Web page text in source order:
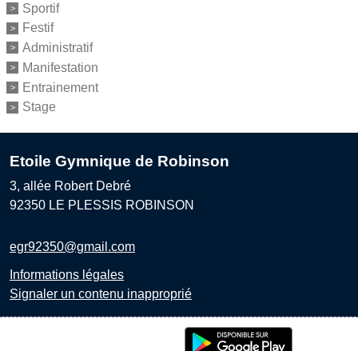
Sportif
Festif
Administratif
Manifestation
Entrainement
Stage
Etoile Gymnique de Robinson
3, allée Robert Debré
92350 LE PLESSIS ROBINSON
egr92350@gmail.com
Informations légales
Signaler un contenu inapproprié